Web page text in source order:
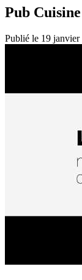
Pub
Publié le 19 janvier